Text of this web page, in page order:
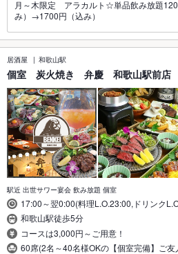
月～木限定 アラカルト☆単品飲み放題
み）→1700円（込み）
居酒屋 和歌山駅
個室 炭火焼き 弁慶 和歌山駅前店
駅近 出世サワー宴会 飲み放題 個室
17:00～翌0:00(料理L.O.23:00,ドリンク
和歌山駅徒歩5分
コースは3,000円～ご用意！
60席(2名～40名様OKの【個室完備】ご